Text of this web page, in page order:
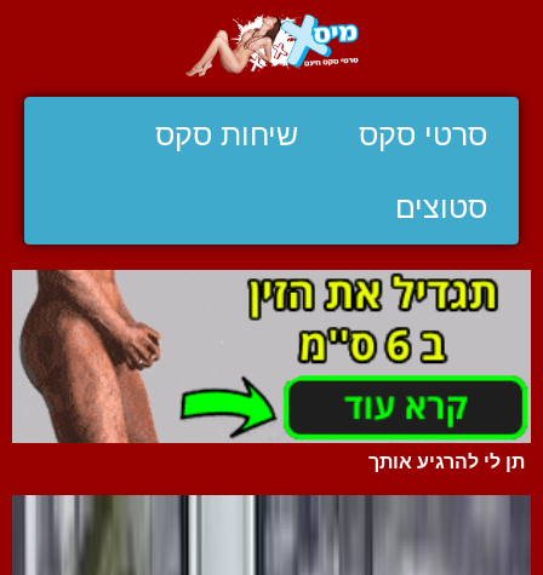
סרטי סקס שיחות סקס
סטוצים
תן לי להרגיע אותך